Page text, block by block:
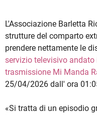
L'Associazione Barletta
strutture del comparto
prendere nettamente le
servizio televisivo
trasmissione Mi Manda
25/04/2026 dall' ora
«Si tratta di un episodio